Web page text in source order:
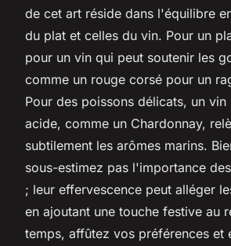
de cet art réside dans l'équilibre
du plat et celles du vin. Pour un
pour un vin qui peut soutenir les
comme un rouge corsé pour un
Pour des poissons délicats, un
acide, comme un Chardonnay,
subtilement les arômes marins.
sous-estimez pas l'importance
; leur effervescence peut alléger
en ajoutant une touche festive au
temps, affûtez vos préférences et